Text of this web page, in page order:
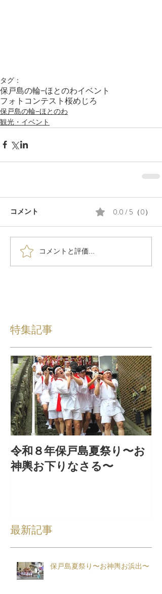
タグ：
保戸島の輪−ほとのわイベント
フォトコンテスト 桜めじろ
保戸島の輪−ほとのわ
観光・イベント
コメント 0.0 / 5（0）
コメントと評価...
特集記事
令和８年保戸島夏祭り〜お
神輿お下りなさる〜
最新記事
保戸島夏祭り〜お神輿お浜出〜